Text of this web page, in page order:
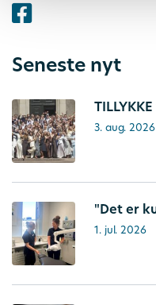
Seneste nyt
3. aug. 2026
"Det er
1. jul. 2026